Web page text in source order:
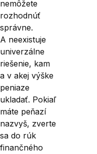
nemôžete
rozhodnúť
správne.
A neexistuje
univerzálne
riešenie, kam
a v akej výške
peniaze
ukladať. Pokiaľ
máte peňazí
nazvyš, zverte
sa do rúk
finančného